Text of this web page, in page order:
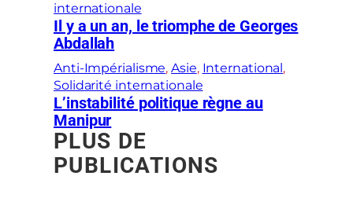
internationale
Il y a un an, le triomphe de Georges
Abdallah
Anti-Impérialisme, Asie, International
Solidarité internationale
L’instabilité politique règne au
Manipur
PLUS DE
PUBLICATIONS